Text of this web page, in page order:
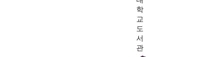
학
교
도
서
관